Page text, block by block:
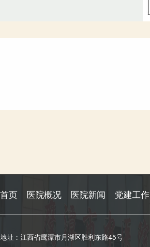
首页 医院概况 医院新闻 党建工作
地址：江西省鹰潭市月湖区胜利东路45号